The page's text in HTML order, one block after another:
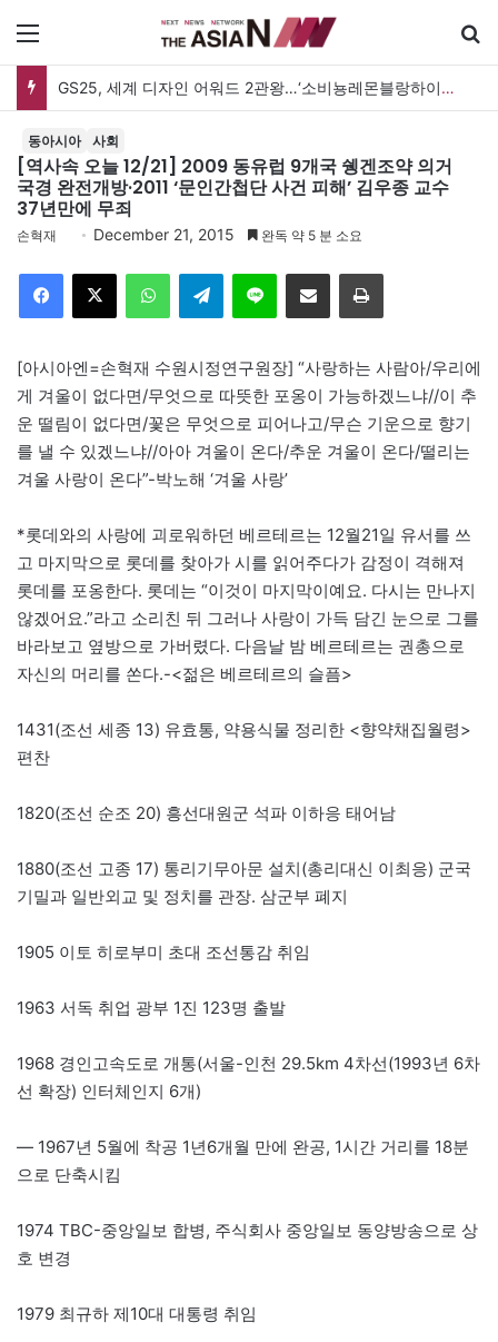
GS25, 세계 디자인 어워드 2관왕…‘소비뇽레몬블랑하이볼’ 디자인 경쟁력 인정
동아시아 사회
[역사속 오늘 12/21] 2009 동유럽 9개국 쉥겐조약 의거
국경 완전개방·2011 ‘문인간첩단 사건 피해’ 김우종 교수
37년만에 무죄
손혁재 December 21, 2015 완독 약 5 분 소요
Telegram 이메일
[아시아엔=손혁재 수원시정연구원장] “사랑하는 사람아/우리에
게 겨울이 없다면/무엇으로 따뜻한 포옹이 가능하겠느냐//이 추
운 떨림이 없다면/꽃은 무엇으로 피어나고/무슨 기운으로 향기
를 낼 수 있겠느냐//아아 겨울이 온다/추운 겨울이 온다/떨리는
겨울 사랑이 온다”-박노해 ‘겨울 사랑’
*롯데와의 사랑에 괴로워하던 베르테르는 12월21일 유서를 쓰
고 마지막으로 롯데를 찾아가 시를 읽어주다가 감정이 격해져
롯데를 포옹한다. 롯데는 “이것이 마지막이예요. 다시는 만나지
않겠어요.”라고 소리친 뒤 그러나 사랑이 가득 담긴 눈으로 그를
바라보고 옆방으로 가버렸다. 다음날 밤 베르테르는 권총으로
자신의 머리를 쏜다.-<젊은 베르테르의 슬픔>
1431(조선 세종 13) 유효통, 약용식물 정리한 <향약채집월령>
편찬
1820(조선 순조 20) 흥선대원군 석파 이하응 태어남
1880(조선 고종 17) 통리기무아문 설치(총리대신 이최응) 군국
기밀과 일반외교 및 정치를 관장. 삼군부 폐지
1905 이토 히로부미 초대 조선통감 취임
1963 서독 취업 광부 1진 123명 출발
1968 경인고속도로 개통(서울-인천 29.5km 4차선(1993년 6차
선 확장) 인터체인지 6개)
— 1967년 5월에 착공 1년6개월 만에 완공, 1시간 거리를 18분
으로 단축시킴
1974 TBC-중앙일보 합병, 주식회사 중앙일보 동양방송으로 상
호 변경
1979 최규하 제10대 대통령 취임